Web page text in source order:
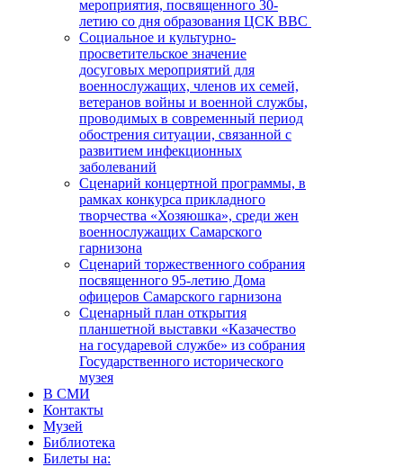
мероприятия, посвященного 30-
летию со дня образования ЦСК ВВС
Социальное и культурно-
просветительское значение
досуговых мероприятий для
военнослужащих, членов их семей,
ветеранов войны и военной службы,
проводимых в современный период
обострения ситуации, связанной с
развитием инфекционных
заболеваний
Сценарий концертной программы, в
рамках конкурса прикладного
творчества «Хозяюшка», среди жен
военнослужащих Самарского
гарнизона
Сценарий торжественного собрания
посвященного 95-летию Дома
офицеров Самарского гарнизона
Сценарный план открытия
планшетной выставки «Казачество
на государевой службе» из собрания
Государственного исторического
музея
В СМИ
Контакты
Музей
Библиотека
Билеты на: